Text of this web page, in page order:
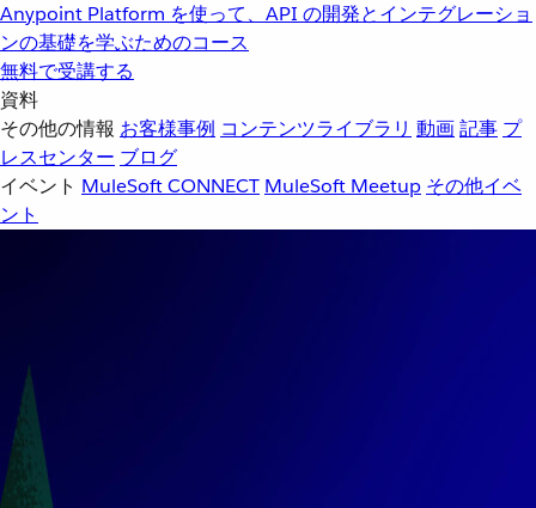
Anypoint Platform を使って、API の開発とインテグレーショ
ンの基礎を学ぶためのコース
無料で受講する
資料
その他の情報 お客様事例 コンテンツライブラリ 動画記事 プ
レスセンター ブログ
イベント MuleSoft CONNECT MuleSoft Meetup その他イベ
ント